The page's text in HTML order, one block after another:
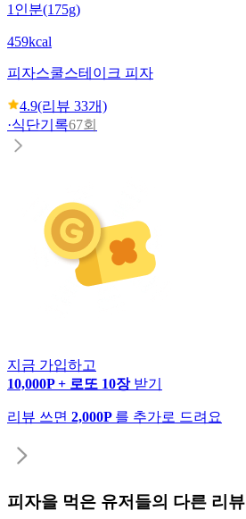
1인분(175g)
459kcal
피자스쿨스테이크 피자
4.9(리뷰 33개)
·식단기록67회
지금 가입하고
10,000P + 로또 10장 받기
리뷰 쓰면 2,000P 를 추가로 드려요
피자을 먹은 유저들의 다른 리뷰